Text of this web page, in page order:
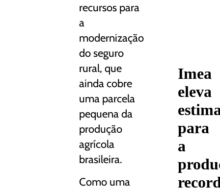
recursos para
a
modernização
do seguro
rural, que
ainda cobre
uma parcela
pequena da
produção
agrícola
brasileira.
Como uma
Imea
eleva
para
a